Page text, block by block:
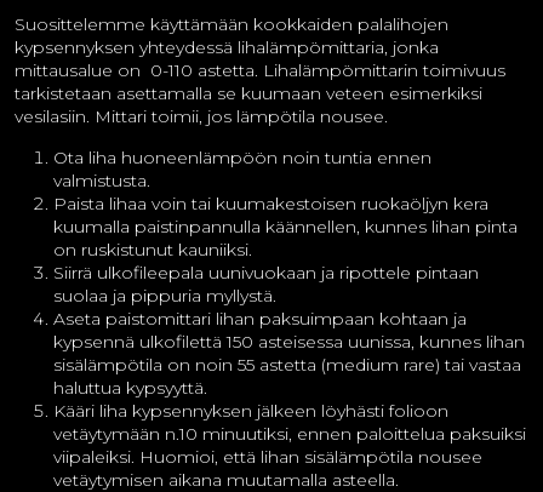
Suosittelemme käyttämään kookkaiden palalihojen
kypsennyksen yhteydessä lihalämpömittaria, jonka
mittausalue on 0-110 astetta. Lihalämpömittarin toimivuus
tarkistetaan asettamalla se kuumaan veteen esimerkiksi
vesilasiin. Mittari toimii, jos lämpötila nousee.
Ota liha huoneenlämpöön noin tuntia ennen
valmistusta.
Paista lihaa voin tai kuumakestoisen ruokaöljyn kera
kuumalla paistinpannulla käännellen, kunnes lihan pinta
on ruskistunut kauniiksi.
Siirrä ulkofileepala uunivuokaan ja ripottele pintaan
suolaa ja pippuria myllystä.
Aseta paistomittari lihan paksuimpaan kohtaan ja
kypsennä ulkofilettä 150 asteisessa uunissa, kunnes lihan
sisälämpötila on noin 55 astetta (medium rare) tai vastaa
haluttua kypsyyttä.
Kääri liha kypsennyksen jälkeen löyhästi folioon
vetäytymään n.10 minuutiksi, ennen paloittelua paksuiksi
viipaleiksi. Huomioi, että lihan sisälämpötila nousee
vetäytymisen aikana muutamalla asteella.